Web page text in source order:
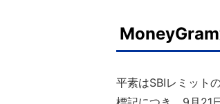
平素はSBIレミット